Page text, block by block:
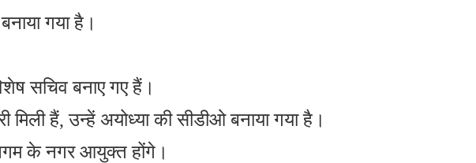
गया है।
सचिव बनाए गए हैं।
मिली हैं, उन्हें अयोध्या की सीडीओ बनाया गया है।
के नगर आयुक्त होंगे।